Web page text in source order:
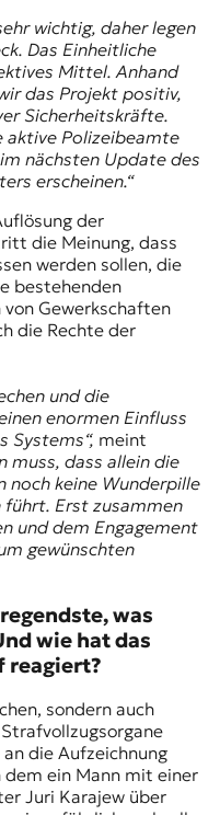
wichtig, daher legen
Das Einheitliche
Mittel. Anhand
das Projekt positiv,
Sicherheitskräfte.
aktive Polizeibeamte
nächsten Update des
erscheinen.“
der
die Meinung, dass
werden sollen, die
bestehenden
Gewerkschaften
die Rechte der
und die
enormen Einfluss
Systems“, meint
muss, dass allein die
noch keine Wunderpille
führt. Erst zusammen
und dem Engagement
gewünschten
was
wie hat das
reagiert?
sondern auch
die Aufzeichnung
dem ein Mann mit einer
Juri Karajew über